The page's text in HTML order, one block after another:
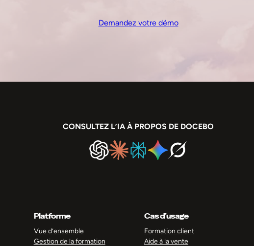
Demandez votre démo
CONSULTEZ L’IA À PROPOS DE DOCEBO
Platforme
Vue d’ensemble
Gestion de la formation
Cas d’usage
Formation client
Aide à la vente